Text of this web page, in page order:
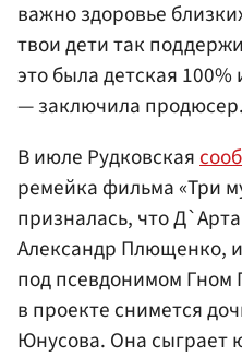
важно здоровье
твои дети так
это была детская
— заключила продюсер.
В июле Рудковская
ремейка фильма «Три
призналась, что
Александр Плющенко,
под псевдонимом Гном
в проекте снимется
Юнусова. Она сыграет